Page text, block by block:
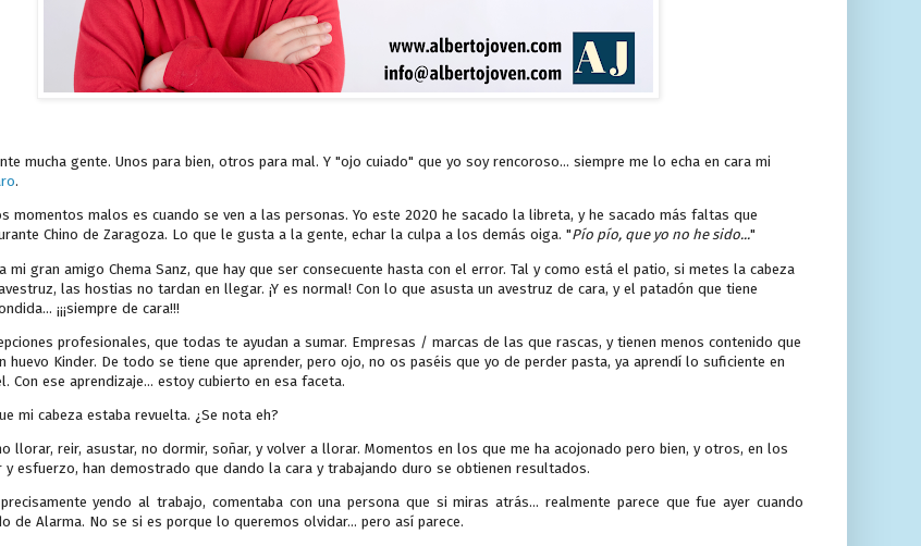
mucha gente. Unos para bien, otros para mal. Y "ojo cuiado" que yo soy rencoroso... siempre me lo echa en cara mi
.
momentos malos es cuando se ven a las personas. Yo este 2020 he sacado la libreta, y he sacado más faltas que
Chino de Zaragoza. Lo que le gusta a la gente, echar la culpa a los demás oiga. "Pío pío, que yo no he sido..."
mi gran amigo Chema Sanz, que hay que ser consecuente hasta con el error. Tal y como está el patio, si metes la cabeza
las hostias no tardan en llegar. ¡Y es normal! Con lo que asusta un avestruz de cara, y el patadón que tiene
¡¡¡siempre de cara!!!
profesionales, que todas te ayudan a sumar. Empresas / marcas de las que rascas, y tienen menos contenido que
huevo Kinder. De todo se tiene que aprender, pero ojo, no os paséis que yo de perder pasta, ya aprendí lo suficiente en
Con ese aprendizaje... estoy cubierto en esa faceta.
mi cabeza estaba revuelta. ¿Se nota eh?
llorar, reir, asustar, no dormir, soñar, y volver a llorar. Momentos en los que me ha acojonado pero bien, y otros, en los
y esfuerzo, han demostrado que dando la cara y trabajando duro se obtienen resultados.
yendo al trabajo, comentaba con una persona que si miras atrás... realmente parece que fue ayer cuando
de Alarma. No se si es porque lo queremos olvidar... pero así parece.